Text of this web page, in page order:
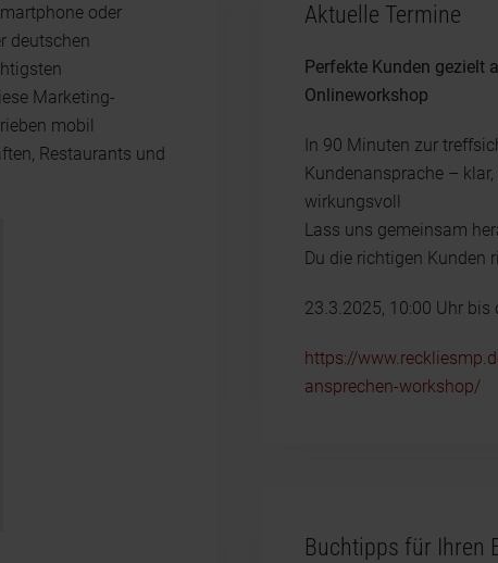
oder
deutschen
Marketing-
mobil
Restaurants und
Aktuelle Termine
Perfekte Kunden gezielt
Onlineworkshop
In 90 Minuten zur
Kundenansprache – klar,
wirkungsvoll
Lass uns gemeinsam
Du die richtigen Kunden
23.3.2025, 10:00 Uhr bis
https://
ansprechen-workshop/
Buchtipps für Ihren